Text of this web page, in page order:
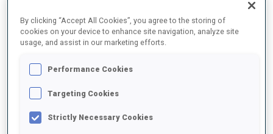
MOYENNE DE PERFORMANCE
RETARD SUR LE MEILLEUR CHRONO SKI
TIR COUCHÉ
By clicking “Accept All Cookies”, you agree to the storing of
cookies on your device to enhance site navigation, analyze site
usage, and assist in our marketing efforts.
Performance Cookies
Targeting Cookies
Strictly Necessary Cookies